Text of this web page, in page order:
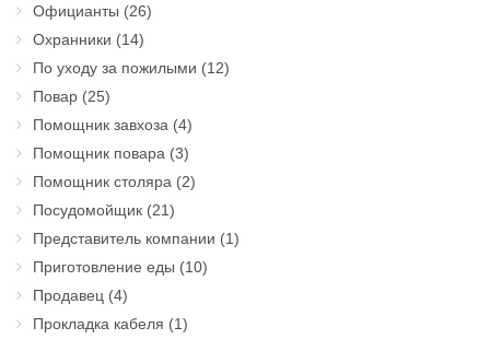
Официанты (26)
Охранники (14)
По уходу за пожилыми (12)
Повар (25)
Помощник завхоза (4)
Помощник повара (3)
Помощник столяра (2)
Посудомойщик (21)
Представитель компании (1)
Приготовление еды (10)
Продавец (4)
Прокладка кабеля (1)